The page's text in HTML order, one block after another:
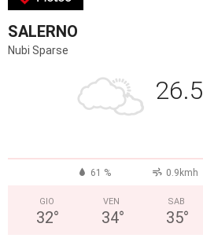
SALERNO
Nubi Sparse
26.5
61 % 0.9kmh
GIO
32°
VEN
34°
SAB
35°